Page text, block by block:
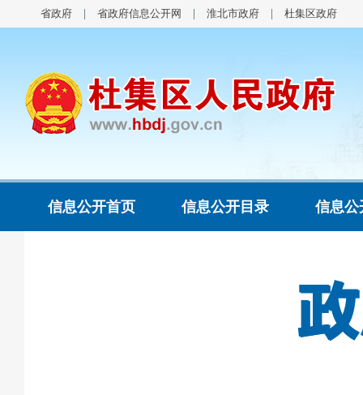
省政府 省政府信息公开网 淮北市政府 杜集区政府
信息公开首页 信息公开目录 信息公